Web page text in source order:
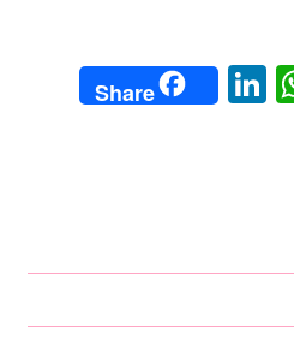
WhatsApp
LinkedIn
Share